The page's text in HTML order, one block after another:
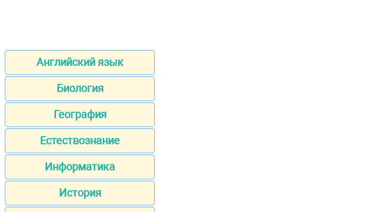
Английский язык
Биология
География
Естествознание
Информатика
История